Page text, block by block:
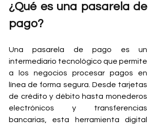
¿Qué es una pasarela de
pago?
Una pasarela de pago es un
intermediario tecnológico que permite
a los negocios procesar pagos en
línea de forma segura. Desde tarjetas
de crédito y débito hasta monederos
electrónicos y transferencias
bancarias, esta herramienta digital